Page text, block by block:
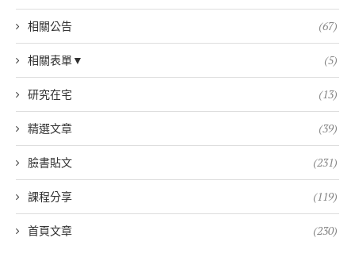
相關公告 (67)
相關表單▼ (5)
研究在宅 (13)
精選文章 (39)
臉書貼文 (231)
課程分享 (119)
首頁文章 (230)